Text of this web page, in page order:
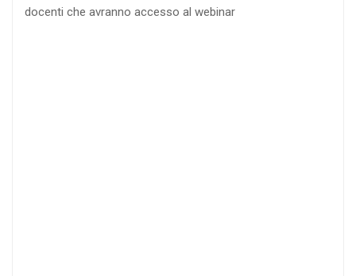
docenti che avranno accesso al webinar